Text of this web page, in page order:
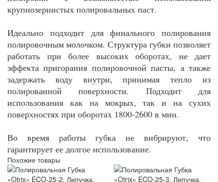
крупнозернистых полировальных паст.
Идеально подходит для финального полирования
полировочным молочком. Структура губки позволяет
работать при более высоких оборотах, не дает
эффекта пригорания полировочной пасты, а также
задержать воду внутри, принимая тепло из
полированной поверхности. Подходит для
использования как на мокрых, так и на сухих
поверхностях при оборотах 1800-2600 в мин.
Во время работы губка не вибрируют, что
гарантирует ее долгое использование.
Похожие товары